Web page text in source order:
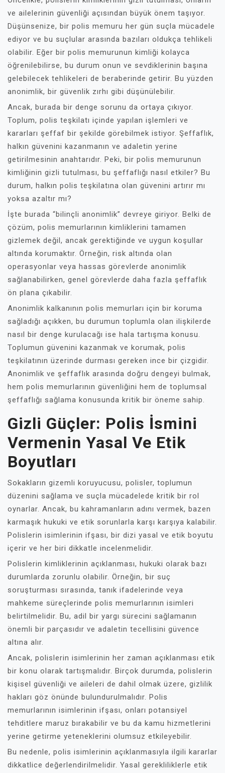
ve ailelerinin güvenliği açısından büyük önem taşıyor.
Düşünsenize, bir polis memuru her gün suçla mücadele
ediyor ve bu suçlular arasında bazıları oldukça tehlikeli
olabilir. Eğer bir polis memurunun kimliği kolayca
öğrenilebilirse, bu durum onun ve sevdiklerinin başına
gelebilecek tehlikeleri de beraberinde getirir. Bu yüzden
anonimlik, bir güvenlik zırhı gibi düşünülebilir.
Ancak, burada bir denge sorunu da ortaya çıkıyor.
Toplum, polis teşkilatı içinde yapılan işlemleri ve
kararları şeffaf bir şekilde görebilmek istiyor. Şeffaflık,
halkın güvenini kazanmanın ve adaletin yerine
getirilmesinin anahtarıdır. Peki, bir polis memurunun
kimliğinin gizli tutulması, bu şeffaflığı nasıl etkiler? Bu
durum, halkın polis teşkilatına olan güvenini artırır mı
yoksa azaltır mı?
İşte burada “bilinçli anonimlik” devreye giriyor. Belki de
çözüm, polis memurlarının kimliklerini tamamen
gizlemek değil, ancak gerektiğinde ve uygun koşullar
altında korumaktır. Örneğin, risk altında olan
operasyonlar veya hassas görevlerde anonimlik
sağlanabilirken, genel görevlerde daha fazla şeffaflık
ön plana çıkabilir.
Anonimlik kalkanının polis memurları için bir koruma
sağladığı açıkken, bu durumun toplumla olan ilişkilerde
nasıl bir denge kurulacağı ise hala tartışma konusu.
Toplumun güvenini kazanmak ve korumak, polis
teşkilatının üzerinde durması gereken ince bir çizgidir.
Anonimlik ve şeffaflık arasında doğru dengeyi bulmak,
hem polis memurlarının güvenliğini hem de toplumsal
şeffaflığı sağlama konusunda kritik bir öneme sahip.
Gizli Güçler: Polis İsmini
Vermenin Yasal Ve Etik
Boyutları
Sokakların gizemli koruyucusu, polisler, toplumun
düzenini sağlama ve suçla mücadelede kritik bir rol
oynarlar. Ancak, bu kahramanların adını vermek, bazen
karmaşık hukuki ve etik sorunlarla karşı karşıya kalabilir.
Polislerin isimlerinin ifşası, bir dizi yasal ve etik boyutu
içerir ve her biri dikkatle incelenmelidir.
Polislerin kimliklerinin açıklanması, hukuki olarak bazı
durumlarda zorunlu olabilir. Örneğin, bir suç
soruşturması sırasında, tanık ifadelerinde veya
mahkeme süreçlerinde polis memurlarının isimleri
belirtilmelidir. Bu, adil bir yargı sürecini sağlamanın
önemli bir parçasıdır ve adaletin tecellisini güvence
altına alır.
Ancak, polislerin isimlerinin her zaman açıklanması etik
bir konu olarak tartışmalıdır. Birçok durumda, polislerin
kişisel güvenliği ve aileleri de dahil olmak üzere, gizlilik
hakları göz önünde bulundurulmalıdır. Polis
memurlarının isimlerinin ifşası, onları potansiyel
tehditlere maruz bırakabilir ve bu da kamu hizmetlerini
yerine getirme yeteneklerini olumsuz etkileyebilir.
Bu nedenle, polis isimlerinin açıklanmasıyla ilgili kararlar
dikkatlice değerlendirilmelidir. Yasal gerekliliklerle etik